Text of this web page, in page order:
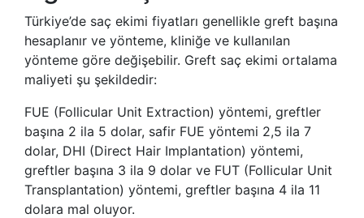
Türkiye’de saç ekimi fiyatları genellikle greft başına
hesaplanır ve yönteme, kliniğe ve kullanılan
yönteme göre değişebilir. Greft saç ekimi ortalama
maliyeti şu şekildedir:
FUE (Follicular Unit Extraction) yöntemi, greftler
başına 2 ila 5 dolar, safir FUE yöntemi 2,5 ila 7
dolar, DHI (Direct Hair Implantation) yöntemi,
greftler başına 3 ila 9 dolar ve FUT (Follicular Unit
Transplantation) yöntemi, greftler başına 4 ila 11
dolara mal oluyor.